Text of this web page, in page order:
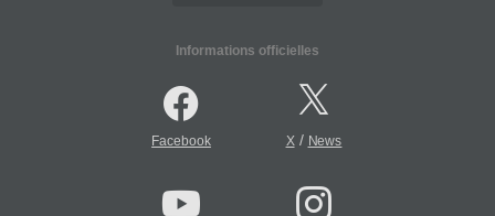
Informations officielles
Facebook X/ News